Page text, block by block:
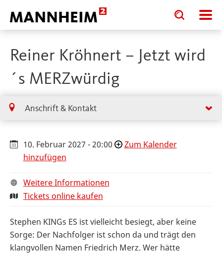
Toggle
search
input
Toggle
search
input
Reiner Kröhnert – Jetzt wird
´s MERZwürdig
Anschrift & Kontakt
10. Februar 2027 - 20:00
Zum Kalender
hinzufügen
Weitere Informationen
Tickets online kaufen
Stephen KINGs ES ist vielleicht besiegt, aber keine
Sorge: Der Nachfolger ist schon da und trägt den
klangvollen Namen Friedrich Merz. Wer hätte